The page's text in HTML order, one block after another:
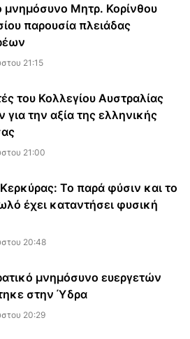
μνημόσυνο Μητρ. Κορίνθου
παρουσία πλειάδας
21:15
του Κολλεγίου Αυστραλίας
για την αξία της ελληνικής
21:00
Το παρά φύσιν και το
έχει καταντήσει φυσική
20:48
μνημόσυνο ευεργετών
στην Ύδρα
20:29